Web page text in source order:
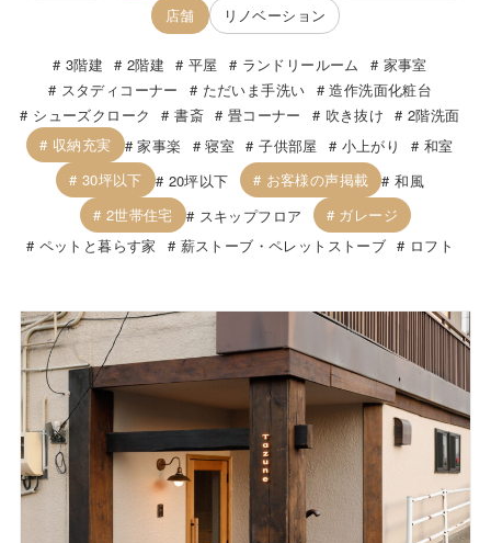
店舗
リノベーション
3階建 2階建 平屋 ランドリールーム
家事室
スタディコーナー
ただいま手洗い
造作洗面化粧台
シューズクローク
書斎 畳コーナー 吹き抜け
2階洗面
収納充実
家事楽 寝室 子供部屋 小上がり
和室
30坪以下
20坪以下 お客様の声掲載
和風
2世帯住宅
スキップフロア
ガレージ
ペットと暮らす家
薪ストーブ・ペレットストーブ ロフト